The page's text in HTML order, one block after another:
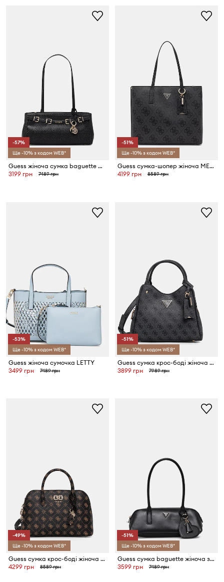
-57%
Ще -10% з кодом WEB*
Guess жіноча сумка baguette DOVIE
3199 грн
7489 грн
-51%
Ще -10% з кодом WEB*
Guess сумка-шопер жіноча MERIDIAN
4199 грн
8589 грн
-53%
Ще -10% з кодом WEB*
Guess жіноча сумочка LETTY
3499 грн
7489 грн
-51%
Ще -10% з кодом WEB*
Guess сумка крос-боді жіноча MERIDIAN
3899 грн
7989 грн
-49%
Ще -10% з кодом WEB*
Guess сумка крос-боді жіноча EMELIE
4299 грн
8589 грн
-51%
Ще -10% з кодом WEB*
Guess сумка baguette жіноча зі штучної шкіри ISOBEL
3599 грн
7489 грн